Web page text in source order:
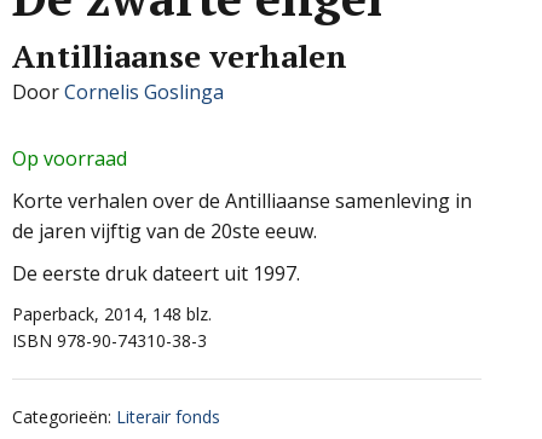
Antilliaanse verhalen
DoorCornelis Goslinga
Op voorraad
Korte verhalen over de Antilliaanse samenleving in
de jaren vijftig van de 20ste eeuw.
De eerste druk dateert uit 1997.
Paperback, 2014, 148 blz.
ISBN 978-90-74310-38-3
Categorieën: Literair fonds